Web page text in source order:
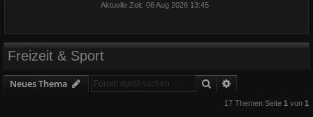
Aktuelle Zeit: 06 Aug 2026 13:45
Freizeit & Sport
Neues Thema Suche
17 Themen Seite 1 von 1